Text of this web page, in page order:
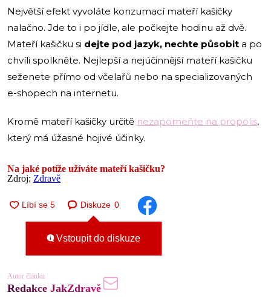
Největší efekt vyvoláte konzumací mateří kašičky
nalačno. Jde to i po jídle, ale počkejte hodinu až dvě.
Mateří kašičku si dejte pod jazyk, nechte působit a po
chvíli spolkněte. Nejlepší a nejúčinnější mateří kašičku
seženete přímo od včelařů nebo na specializovaných
e-shopech na internetu.
Kromě mateří kašičky určitě nezapomeňte na propolis,
který má úžasné hojivé účinky.
Na jaké potíže užíváte mateří kašičku?
Zdroj: Zdravě
Diskuze 0
Vstoupit do diskuze
Autor článku
Redakce JakZdravě